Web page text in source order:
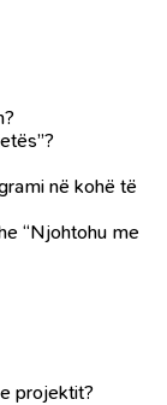
në kohë të
“Njohtohu me
projektit?